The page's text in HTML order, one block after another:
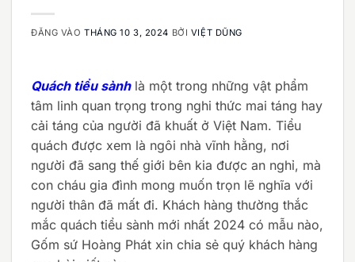
ĐĂNG VÀOTHÁNG 10 3, 2024 BỞI VIỆT DŨNG
Quách tiểu sànhlà một trong những vật phẩm
tâm linh quan trọng trong nghi thức mai táng hay
cải táng của người đã khuất ở Việt Nam. Tiểu
quách được xem là ngôi nhà vĩnh hằng, nơi
người đã sang thế giới bên kia được an nghỉ, mà
con cháu gia đình mong muốn trọn lẽ nghĩa với
người thân đã mất đi. Khách hàng thường thắc
mắc quách tiểu sành mới nhất 2024 có mẫu nào,
Gốm sứ Hoàng Phát xin chia sẻ quý khách hàng